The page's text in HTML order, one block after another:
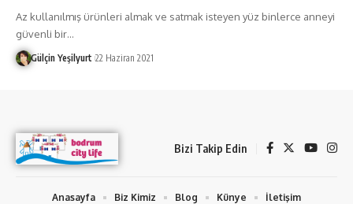
Az kullanılmış ürünleri almak ve satmak isteyen yüz binlerce anneyi
güvenli bir…
Gülçin Yeşilyurt 22 Haziran 2021
Bizi Takip Edin
Anasayfa Biz Kimiz Blog Künye
İletişim